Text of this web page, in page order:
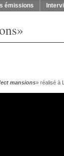
émissions
mansions» réalisé à